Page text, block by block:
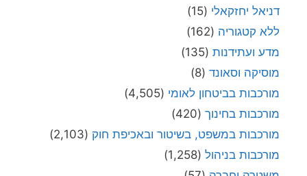
דניאל יחזקאלי (15)
ללא קטגוריה (162)
מדע ועתידנות (135)
מוסיקה וסאונד (8)
מורכבות בביטחון לאומי (4,505)
מורכבות בחינוך (420)
מורכבות במשפט, בשיטור ובאכיפת חוק (2,103)
מורכבות בניהול (1,258)